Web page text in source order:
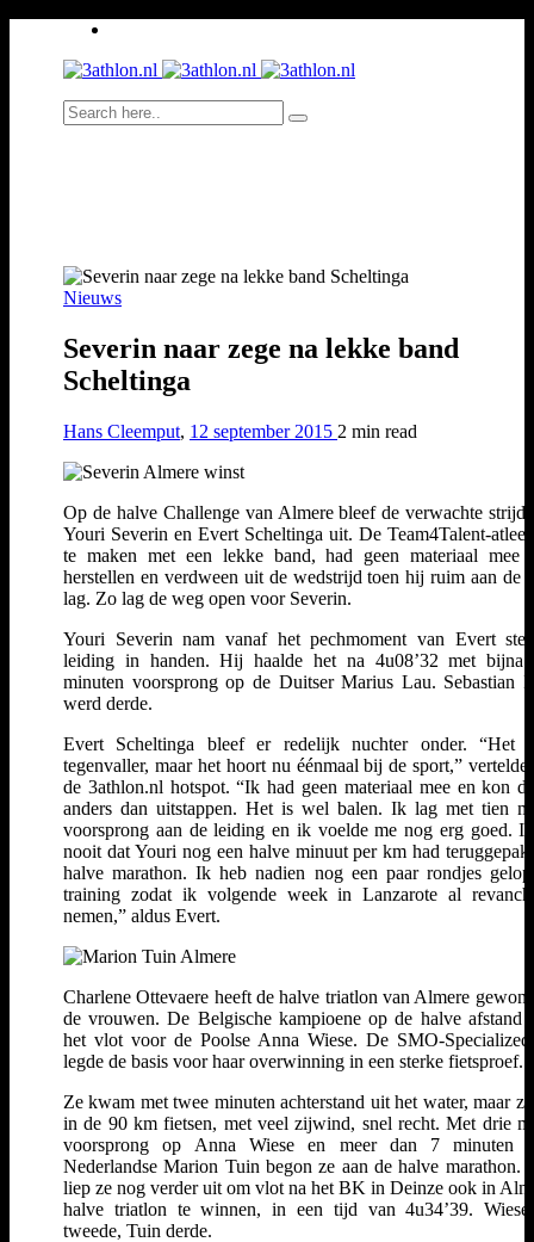
Nieuws
Severin naar zege na lekke band
Scheltinga
Hans Cleemput, 12 september 2015 2 min read
Op de halve Challenge van Almere bleef de verwachte strijd
Youri Severin en Evert Scheltinga uit. De Team4Talent-
te maken met een lekke band, had geen materiaal mee
herstellen en verdween uit de wedstrijd toen hij ruim aan de
lag. Zo lag de weg open voor Severin.
Youri Severin nam vanaf het pechmoment van Evert
leiding in handen. Hij haalde het na 4u08’32 met bijna
minuten voorsprong op de Duitser Marius Lau. Sebastian
werd derde.
Evert Scheltinga bleef er redelijk nuchter onder. “Het
tegenvaller, maar het hoort nu éénmaal bij de sport,”
de 3athlon.nl hotspot. “Ik had geen materiaal mee en kon
anders dan uitstappen. Het is wel balen. Ik lag met tien
voorsprong aan de leiding en ik voelde me nog erg goed.
nooit dat Youri nog een halve minuut per km had
halve marathon. Ik heb nadien nog een paar rondjes
training zodat ik volgende week in Lanzarote al
nemen,” aldus Evert.
Charlene Ottevaere heeft de halve triatlon van Almere
de vrouwen. De Belgische kampioene op de halve afstand
het vlot voor de Poolse Anna Wiese. De SMO-Specialized
legde de basis voor haar overwinning in een sterke fietsproef.
Ze kwam met twee minuten achterstand uit het water, maar
in de 90 km fietsen, met veel zijwind, snel recht. Met drie
voorsprong op Anna Wiese en meer dan 7 minuten
Nederlandse Marion Tuin begon ze aan de halve marathon.
liep ze nog verder uit om vlot na het BK in Deinze ook in
halve triatlon te winnen, in een tijd van 4u34’39.
tweede, Tuin derde.